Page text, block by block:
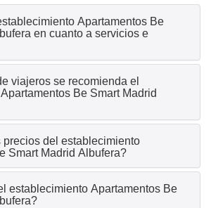
Apartamentos Be
en cuanto a servicios e
viajeros se recomienda el
Be Smart Madrid
del establecimiento
Smart Madrid Albufera?
establecimiento Apartamentos Be